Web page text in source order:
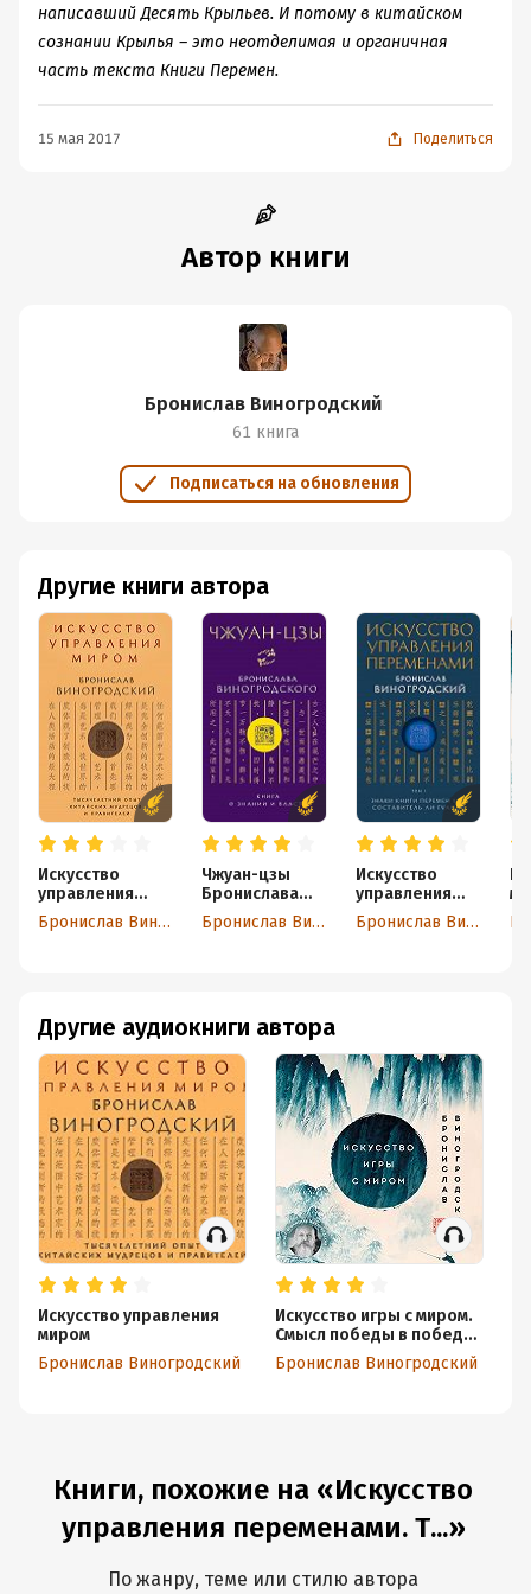
написавший Десять Крыльев. И потому в китайском
сознании Крылья – это неотделимая и органичная
часть текста Книги Перемен.
15 мая 2017 Поделиться
Автор книги
Бронислав Виногродский
61 книга
Подписаться на обновления
Другие книги автора
Искусство
управления
миром
Бронислав Виногродский
Чжуан-цзы
Бронислава
Виногродского
. Книга о
Бронислав Виногродский
Искусство
управления
переменами.
Том 1. Знаки Бронислав Виногродский
Другие аудиокниги автора
Искусство управления
миром
Бронислав Виногродский
Искусство игры с миром.
Смысл победы в победе
над смыслами
Бронислав Виногродский
Книги, похожие на «Искусство
управления переменами. Т...»
По жанру, теме или стилю автора